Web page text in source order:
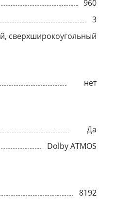
960
3
сверхширокоугольный
нет
Да
Dolby ATMOS
8192